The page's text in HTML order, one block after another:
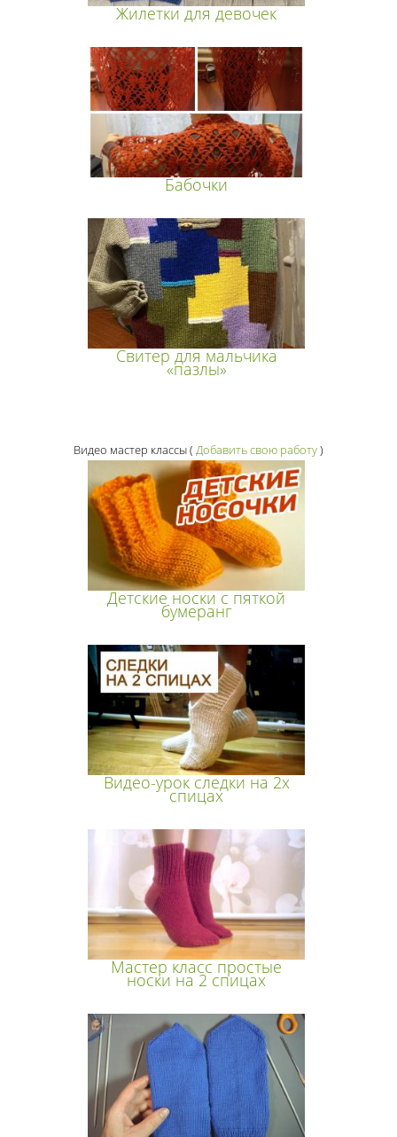
Жилетки для девочек
Бабочки
Свитер для мальчика
«пазлы»
Видео мастер классы( Добавить свою работу)
Детские носки с пяткой
бумеранг
Видео-урок следки на 2х
спицах
Мастер класс простые
носки на 2 спицах